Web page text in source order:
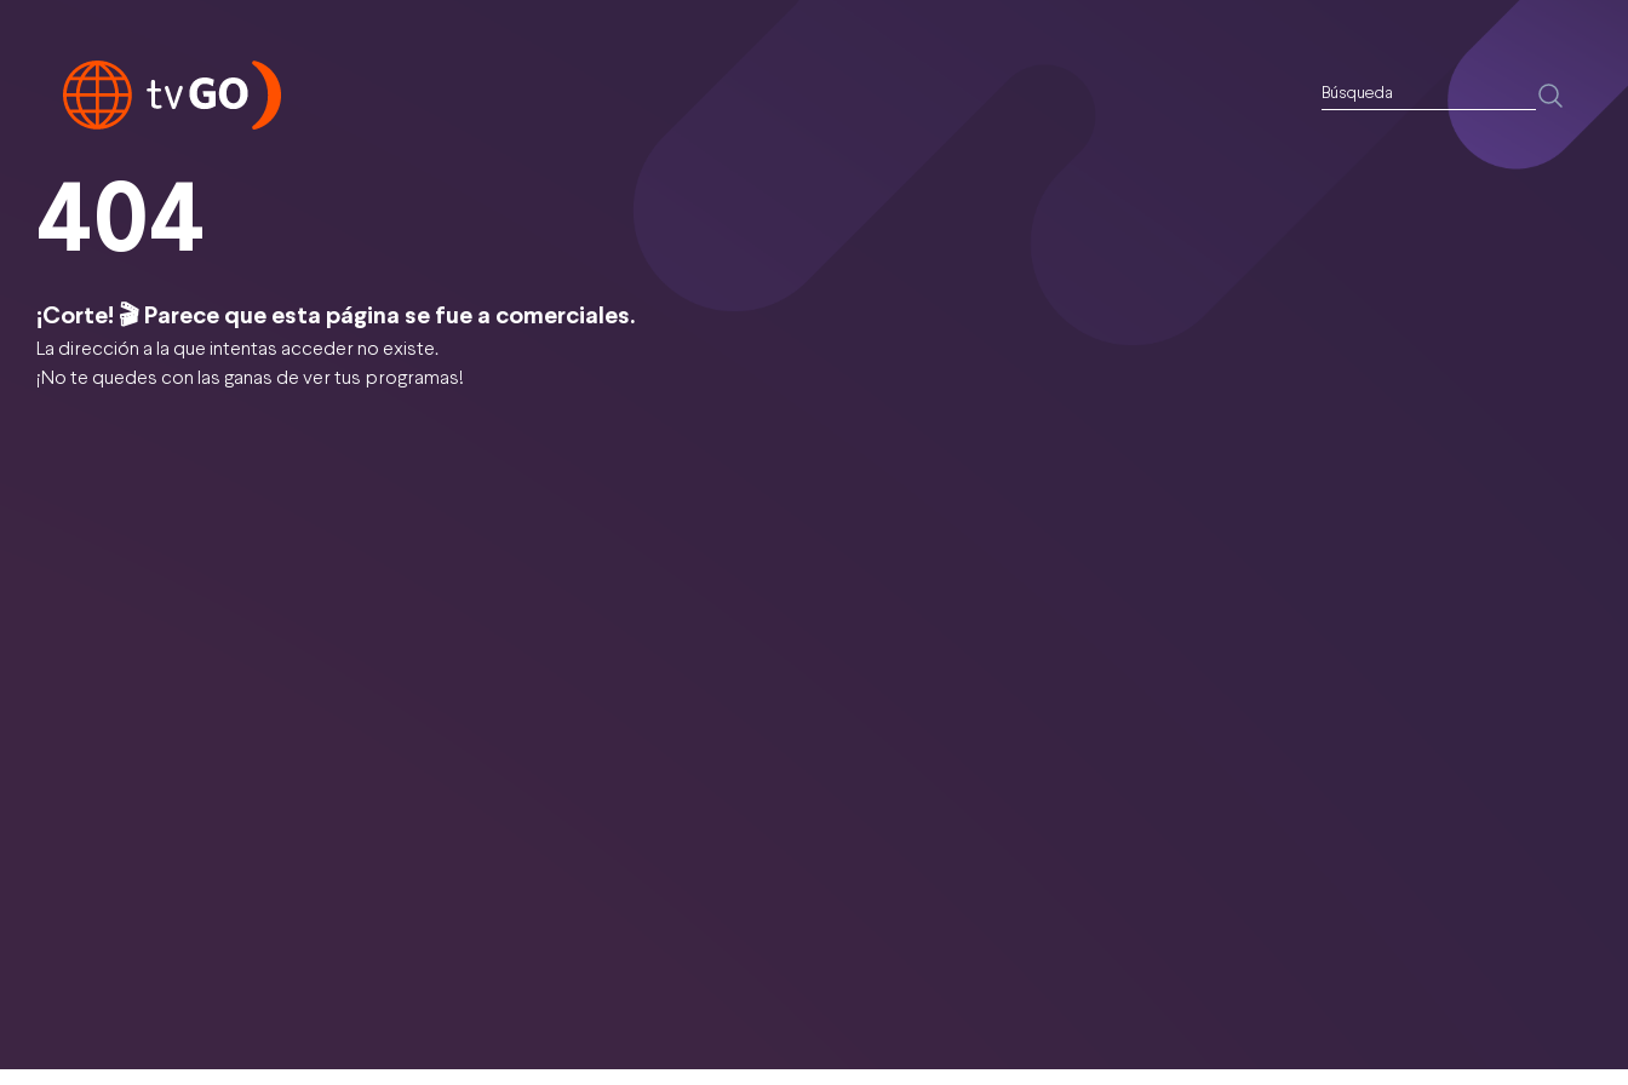
404
¡Corte! 🎬 Parece que esta página se fue a comerciales.
La dirección a la que intentas acceder no existe.
¡No te quedes con las ganas de ver tus programas!